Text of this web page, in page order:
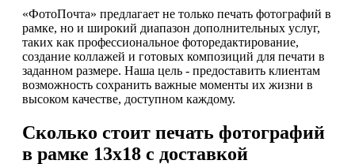
«ФотоПочта» предлагает не только печать фотографий в
рамке, но и широкий диапазон дополнительных услуг,
таких как профессиональное фоторедактирование,
создание коллажей и готовых композиций для печати в
заданном размере. Наша цель - предоставить клиентам
возможность сохранить важные моменты их жизни в
высоком качестве, доступном каждому.
Сколько стоит печать фотографий
в рамке 13х18 с доставкой